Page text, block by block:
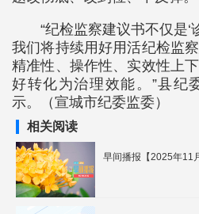
“纪检监察建议书不仅是‘
我们将持续用好用活纪检监
精准性、操作性、实效性上
好转化为治理效能。”县纪
示。（宣城市纪委监委）
相关阅读
早间播报【2025年11